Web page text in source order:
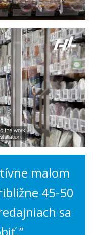
malom
45-50
sa